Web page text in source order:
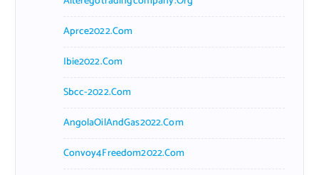
Aprce2022.com
Ibie2022.com
Sbcc-2022.com
AngolaOilAndGas2022.com
Convoy4Freedom2022.com